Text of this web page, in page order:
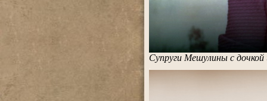
Супруги Мешулины с